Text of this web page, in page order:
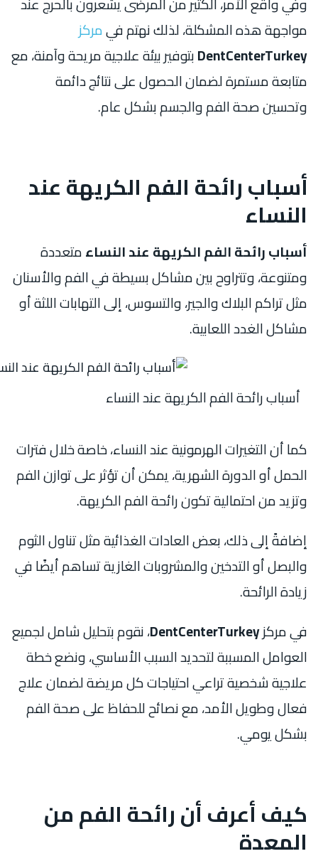
مواجهة هذه المشكلة، لذلك نهتم فيمركز
DentCenterTurkeyبتوفير بيئة علاجية مريحة وآمنة، مع
متابعة مستمرة لضمان الحصول على نتائج دائمة
وتحسين صحة الفم والجسم بشكل عام.
أسباب رائحة الفم الكريهة عند
النساء
أسباب رائحة الفم الكريهة عند النساءمتعددة
ومتنوعة، وتتراوح بين مشاكل بسيطة في الفم والأسنان
مثل تراكم البلاك والجير، والتسوس، إلى التهابات اللثة أو
مشاكل الغدد اللعابية.
أسباب رائحة الفم الكريهة عند النساء
كما أن التغيرات الهرمونية عند النساء، خاصة خلال فترات
الحمل أو الدورة الشهرية، يمكن أن تؤثر على توازن الفم
وتزيد من احتمالية تكون رائحة الفم الكريهة.
إضافةً إلى ذلك، بعض العادات الغذائية مثل تناول الثوم
والبصل أو التدخين والمشروبات الغازية تساهم أيضًا في
زيادة الرائحة.
في مركزDentCenterTurkey، نقوم بتحليل شامل لجميع
العوامل المسببة لتحديد السبب الأساسي، ونضع خطة
علاجية شخصية تراعي احتياجات كل مريضة لضمان علاج
فعال وطويل الأمد، مع نصائح للحفاظ على صحة الفم
بشكل يومي.
كيف أعرف أن رائحة الفم من
المعدة